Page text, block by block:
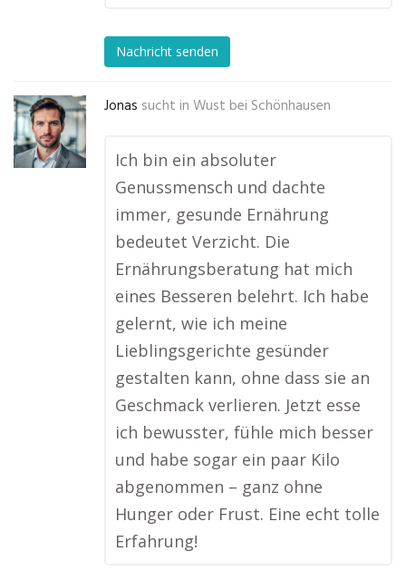
Nachricht senden
Jonas sucht in Wust bei Schönhausen
Ich bin ein absoluter
Genussmensch und dachte
immer, gesunde Ernährung
bedeutet Verzicht. Die
Ernährungsberatung hat mich
eines Besseren belehrt. Ich habe
gelernt, wie ich meine
Lieblingsgerichte gesünder
gestalten kann, ohne dass sie an
Geschmack verlieren. Jetzt esse
ich bewusster, fühle mich besser
und habe sogar ein paar Kilo
abgenommen – ganz ohne
Hunger oder Frust. Eine echt tolle
Erfahrung!